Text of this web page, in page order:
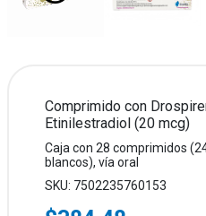
Comprimido con
Etinilestradiol (20 mcg)
Caja con 28 comprimidos
blancos), vía oral
SKU: 7502235760153